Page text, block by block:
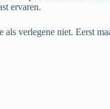
ervaren.
verlegene niet. Eerst